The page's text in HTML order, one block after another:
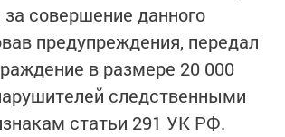
совершение данного
предупреждения, передал
в размере 20 000
следственными
статьи 291 УК РФ.